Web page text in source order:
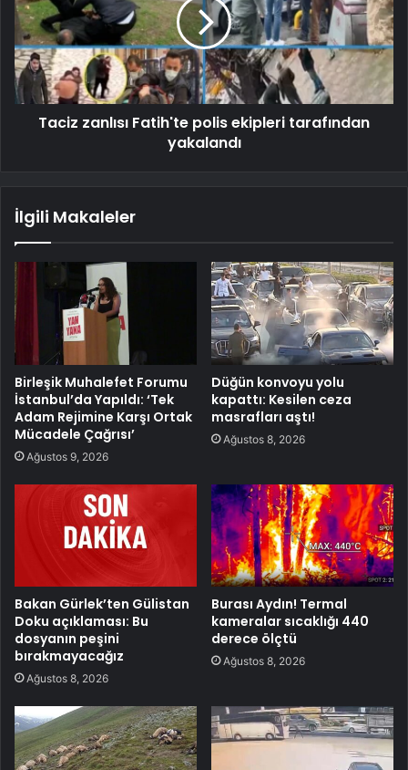
Taciz zanlısı Fatih'te polis ekipleri tarafından
yakalandı
İlgili Makaleler
Birleşik Muhalefet Forumu
İstanbul’da Yapıldı: ‘Tek
Adam Rejimine Karşı Ortak
Mücadele Çağrısı’
Ağustos 9, 2026
Düğün konvoyu yolu
kapattı: Kesilen ceza
masrafları aştı!
Ağustos 8, 2026
Bakan Gürlek’ten Gülistan
Doku açıklaması: Bu
dosyanın peşini
bırakmayacağız
Ağustos 8, 2026
Burası Aydın! Termal
kameralar sıcaklığı 440
derece ölçtü
Ağustos 8, 2026